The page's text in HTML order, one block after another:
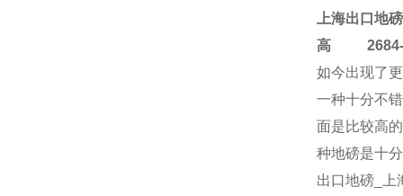
上海出口地磅
高2684-
如今出现了
一种十分不
面是比较高
种地磅是十
出口地磅_上